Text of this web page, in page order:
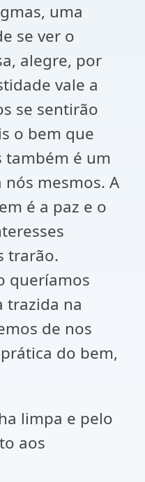
uma
se ver o
alegre, por
vale a
se sentirão
o bem que
também é um
mesmos. A
é a paz e o
trarão.
queríamos
trazida na
de nos
do bem,
limpa e pelo
aos